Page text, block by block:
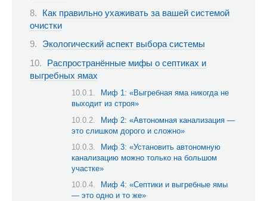
Как правильно ухаживать за вашей системой
очистки
Экологический аспект выбора системы
Распространённые мифы о септиках и
выгребных ямах
Миф 1: «Выгребная яма никогда не
выходит из строя»
Миф 2: «Автономная канализация —
это слишком дорого и сложно»
Миф 3: «Установить автономную
канализацию можно только на большом
участке»
Миф 4: «Септики и выгребные ямы
— это одно и то же»